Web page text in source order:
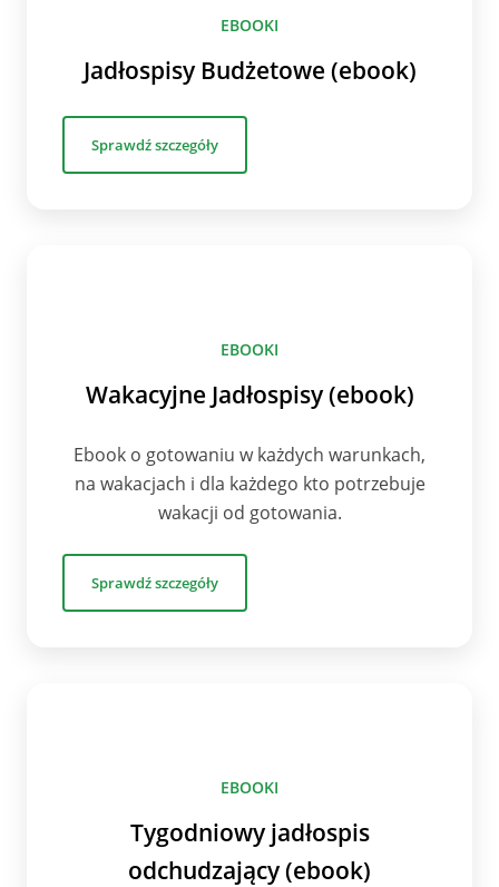
EBOOKI
Jadłospisy Budżetowe (ebook)
Sprawdź szczegóły
EBOOKI
Wakacyjne Jadłospisy (ebook)
Ebook o gotowaniu w każdych warunkach,
na wakacjach i dla każdego kto potrzebuje
wakacji od gotowania.
Sprawdź szczegóły
EBOOKI
Tygodniowy jadłospis
odchudzający (ebook)